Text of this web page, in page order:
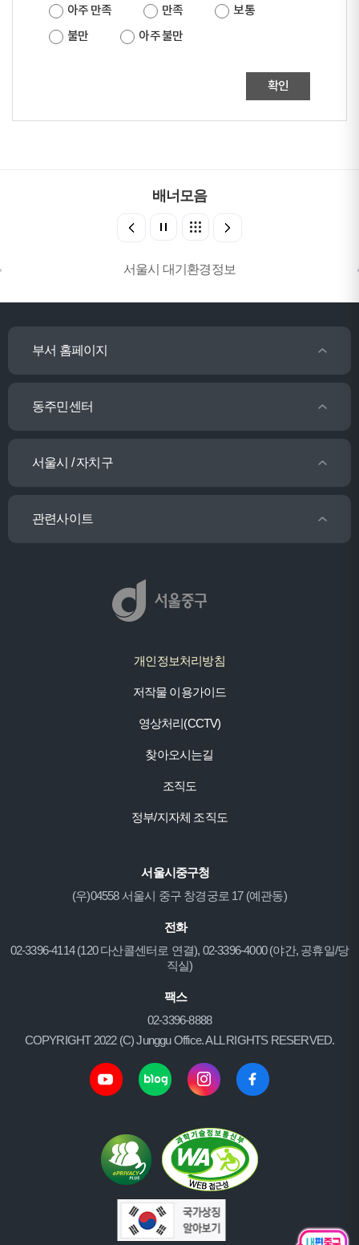
아주 만족 만족
보통
불만
아주 불만
확인
배너모음
서울시 대기환경정보
부서 홈페이지
동주민센터
서울시 / 자치구
관련사이트
개인정보처리방침
저작물 이용가이드
영상처리(CCTV)
찾아오시는길
조직도
정부/지자체 조직도
서울시중구청
(우)04558 서울시 중구 창경궁로 17 (예관동)
전화
02-3396-4114 (120 다산콜센터로 연결), 02-3396-4000 (야간, 공휴일/당
직실)
팩스
02-3396-8888
COPYRIGHT 2022 (C) Junggu Office. ALL RIGHTS RESERVED.